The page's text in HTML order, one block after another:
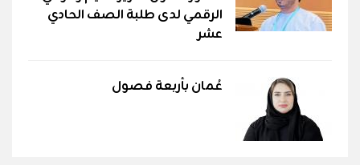
الرقمي لدى طلبة الصف الحادي
عشر
عُمان بأربعة فصول